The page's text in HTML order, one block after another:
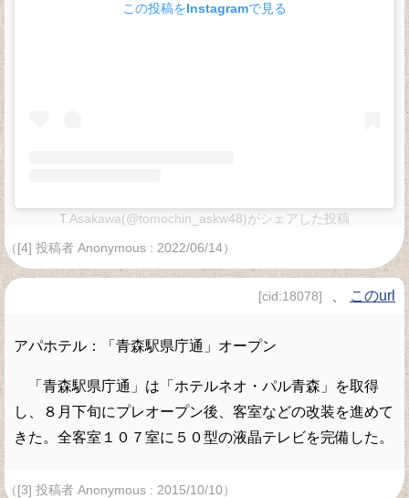
この投稿をInstagramで見る
T.Asakawa(@tomochin_askw48)がシェアした投稿
（[4] 投稿者 Anonymous : 2022/06/14）
[cid:18078] このurl
アパホテル：「青森駅県庁通」オープン
「青森駅県庁通」は「ホテルネオ・パル青森」を取得
し、８月下旬にプレオープン後、客室などの改装を進めて
きた。全客室１０７室に５０型の液晶テレビを完備した。
（[3] 投稿者 Anonymous : 2015/10/10）